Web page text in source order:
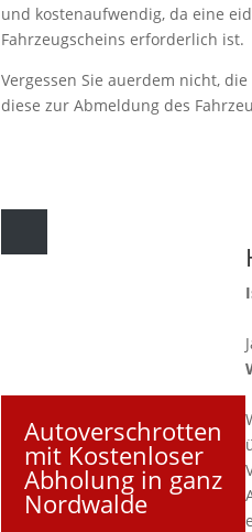
und kostenaufwendig, da eine
Fahrzeugscheins erforderlich ist.
Vergessen Sie auerdem nicht,
diese zur Abmeldung des
Autoverschrotten
mit Kostenloser
Abholung in ganz
Nordwalde